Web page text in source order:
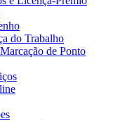
do Trabalho
de Ponto